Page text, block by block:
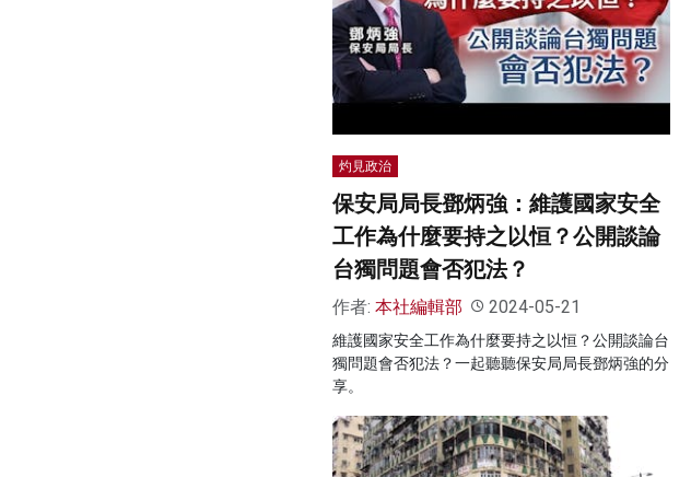
灼見政治
保安局局長鄧炳強：維護國家安全
工作為什麼要持之以恒？公開談論
台獨問題會否犯法？
作者: 本社編輯部 2024-05-21
維護國家安全工作為什麼要持之以恒？公開談論台
獨問題會否犯法？一起聽聽保安局局長鄧炳強的分
享。